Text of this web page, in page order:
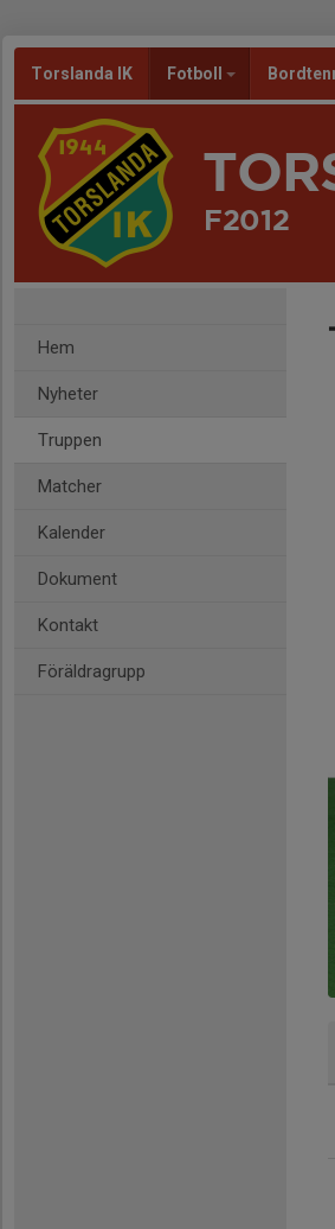
Torslanda IK Fotboll
F2012
Hem
Nyheter
Truppen
Matcher
Kalender
Dokument
Kontakt
Föräldragrupp